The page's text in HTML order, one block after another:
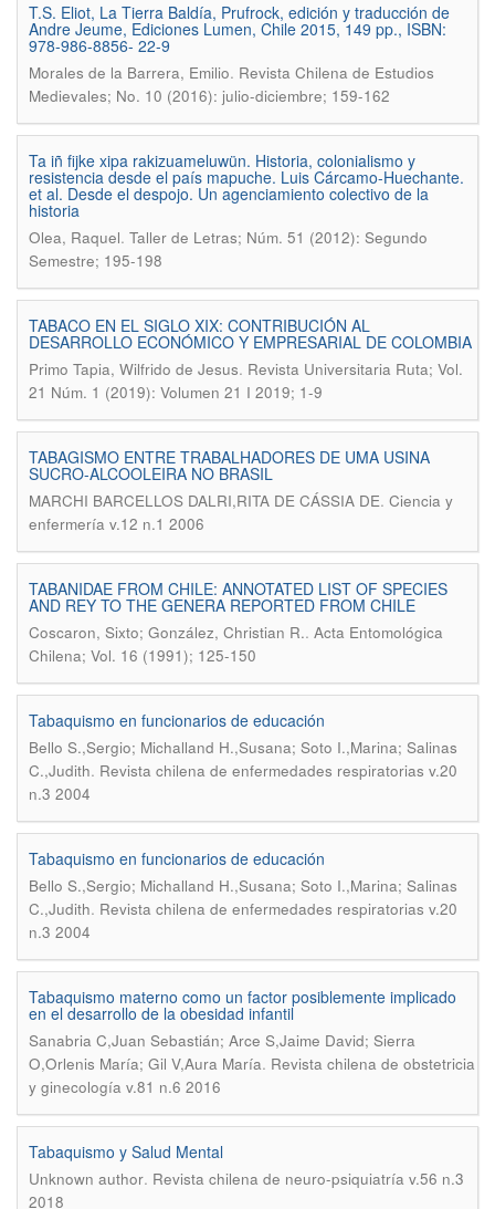
T.S. Eliot, La Tierra Baldía, Prufrock, edición y traducción de
Andre Jeume, Ediciones Lumen, Chile 2015, 149 pp., ISBN:
978-986-8856- 22-9
Morales de la Barrera, Emilio. Revista Chilena de Estudios
Medievales; No. 10 (2016): julio-diciembre; 159-162
Ta iñ fijke xipa rakizuameluwün. Historia, colonialismo y
resistencia desde el país mapuche. Luis Cárcamo-Huechante.
et al. Desde el despojo. Un agenciamiento colectivo de la
historia
Olea, Raquel. Taller de Letras; Núm. 51 (2012): Segundo
Semestre; 195-198
TABACO EN EL SIGLO XIX: CONTRIBUCIÓN AL
DESARROLLO ECONÓMICO Y EMPRESARIAL DE COLOMBIA
Primo Tapia, Wilfrido de Jesus. Revista Universitaria Ruta; Vol.
21 Núm. 1 (2019): Volumen 21 I 2019; 1-9
TABAGISMO ENTRE TRABALHADORES DE UMA USINA
SUCRO-ALCOOLEIRA NO BRASIL
MARCHI BARCELLOS DALRI,RITA DE CÁSSIA DE. Ciencia y
enfermería v.12 n.1 2006
TABANIDAE FROM CHILE: ANNOTATED LIST OF SPECIES
AND REY TO THE GENERA REPORTED FROM CHILE
Coscaron, Sixto; González, Christian R.. Acta Entomológica
Chilena; Vol. 16 (1991); 125-150
Tabaquismo en funcionarios de educación
Bello S.,Sergio; Michalland H.,Susana; Soto I.,Marina; Salinas
C.,Judith. Revista chilena de enfermedades respiratorias v.20
n.3 2004
Tabaquismo en funcionarios de educación
Bello S.,Sergio; Michalland H.,Susana; Soto I.,Marina; Salinas
C.,Judith. Revista chilena de enfermedades respiratorias v.20
n.3 2004
Tabaquismo materno como un factor posiblemente implicado
en el desarrollo de la obesidad infantil
Sanabria C,Juan Sebastián; Arce S,Jaime David; Sierra
O,Orlenis María; Gil V,Aura María. Revista chilena de obstetricia
y ginecología v.81 n.6 2016
Tabaquismo y Salud Mental
Unknown author. Revista chilena de neuro-psiquiatría v.56 n.3
2018